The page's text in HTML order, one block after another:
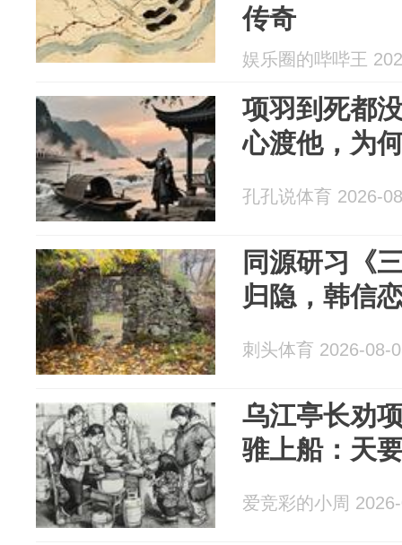
传奇
娱乐圈的哔哔王
项羽到死都
心渡他，为
孔孔说体育 2026-
同源研习《
归隐，韩信
刺头体育 2026-08-
乌江亭长劝
骓上船：天
爱竞彩的小周